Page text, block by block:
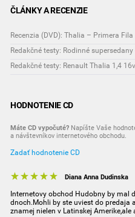
ČLÁNKY A RECENZIE
Recenzia (DVD): Thalia – Primera Fila
Redakčné testy: Rodinné
Redakčné testy: Renault Thalia 1,4
HODNOTENIE CD
Máte CD vypočuté? Napíšte Vaše
a návštevníkov internetového obchodu.
Zadať hodnotenie CD
Diana Anna Dudinska
Internetovy obchod Hudobny by
dnoch.Mohli by ste uviest do predaja
znamej nielen v Latinskej